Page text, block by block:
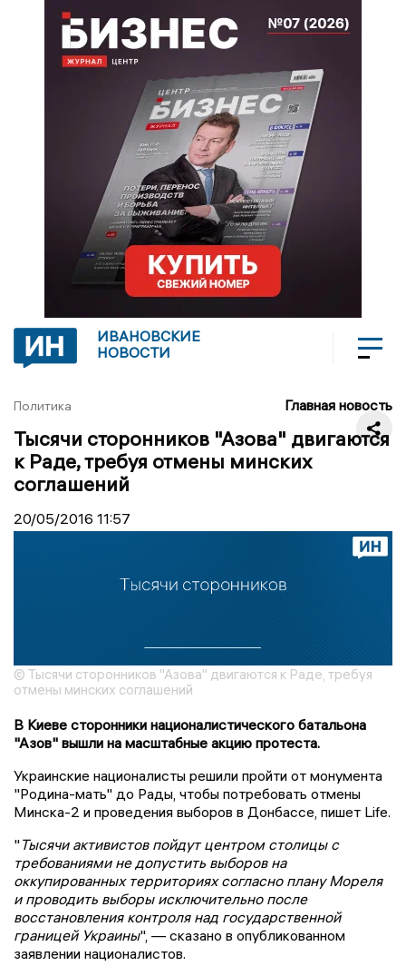
ИВАНОВСКИЕ
НОВОСТИ
Политика Главная новость
Тысячи сторонников "Азова" двигаются
к Раде, требуя отмены минских
соглашений
20/05/2016 11:57
© Тысячи сторонников "Азова" двигаются к Раде, требуя
отмены минских соглашений
В Киеве сторонники националистического батальона
"Азов" вышли на масштабные акцию протеста.
Украинские националисты решили пройти от монумента
"Родина-мать" до Рады, чтобы потребовать отмены
Минска-2 и проведения выборов в Донбассе, пишет Life.
"Тысячи активистов пойдут центром столицы с
требованиями не допустить выборов на
оккупированных территориях согласно плану Мореля
и проводить выборы исключительно после
восстановления контроля над государственной
границей Украины", — сказано в опубликованном
заявлении националистов.